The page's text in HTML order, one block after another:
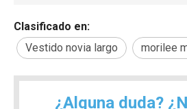
Clasificado en:
Vestido novia largo
morilee
¿Alguna duda?